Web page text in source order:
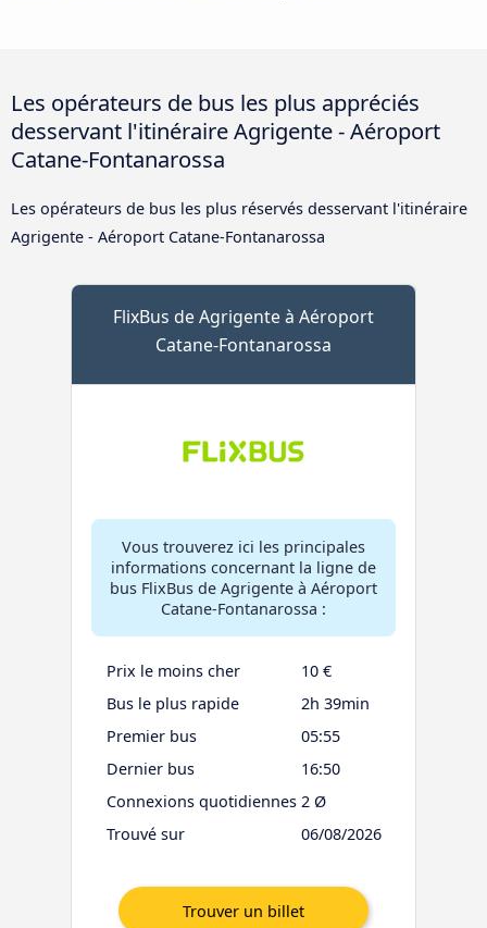
Les opérateurs de bus les plus appréciés
desservant l'itinéraire Agrigente - Aéroport
Catane-Fontanarossa
Les opérateurs de bus les plus réservés desservant l'itinéraire
Agrigente - Aéroport Catane-Fontanarossa
FlixBus de Agrigente à Aéroport
Catane-Fontanarossa
Vous trouverez ici les principales
informations concernant la ligne de
bus FlixBus de Agrigente à Aéroport
Catane-Fontanarossa :
Prix le moins cher
10 €
Bus le plus rapide
2h 39min
Premier bus
05:55
Dernier bus
16:50
Connexions quotidiennes 2 Ø
Trouvé sur
06/08/2026